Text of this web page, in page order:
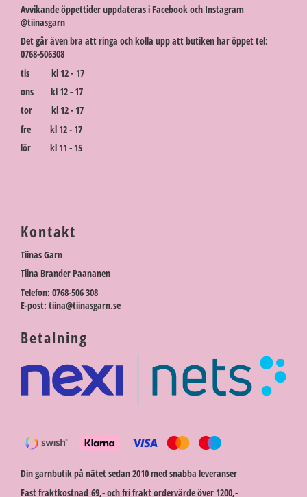
Avvikande öppettider uppdateras i Facebook och Instagram
@tiinasgarn
Det går även bra att ringa och kolla upp att butiken har öppet tel:
0768-506308
tis kl 12 - 17
ons kl 12 - 17
tor kl 12 - 17
fre kl 12 - 17
lör kl 11 - 15
Kontakt
Tiinas Garn
Tiina Brander Paananen
Telefon: 0768-506 308
E-post: tiina@tiinasgarn.se
Betalning
Din garnbutik på nätet sedan 2010 med snabba leveranser
Fast fraktkostnad 69,- och fri frakt ordervärde över 1200,-